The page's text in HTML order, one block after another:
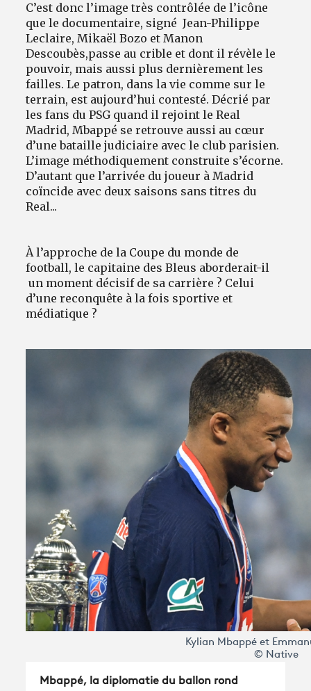
C’est donc l’image très contrôlée de l’icône
que le documentaire, signé Jean-Philippe
Leclaire, Mikaël Bozo et Manon
Descoubès,passe au crible et dont il révèle le
pouvoir, mais aussi plus dernièrement les
failles. Le patron, dans la vie comme sur le
terrain, est aujourd’hui contesté. Décrié par
les fans du PSG quand il rejoint le Real
Madrid, Mbappé se retrouve aussi au cœur
d’une bataille judiciaire avec le club parisien.
L’image méthodiquement construite s’écorne.
D’autant que l’arrivée du joueur à Madrid
coïncide avec deux saisons sans titres du
Real...
À l’approche de la Coupe du monde de
football, le capitaine des Bleus aborderait-il
un moment décisif de sa carrière ? Celui
d’une reconquête à la fois sportive et
médiatique ?
Kylian Mbappé et
© Native
Mbappé, la diplomatie du ballon rond